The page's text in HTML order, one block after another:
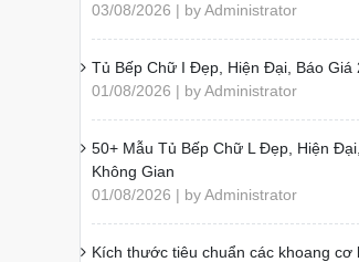
03/08/2026 | by Administrator
Tủ Bếp Chữ I Đẹp, Hiện Đại, Báo Giá
01/08/2026 | by Administrator
50+ Mẫu Tủ Bếp Chữ L Đẹp, Hiện
Không Gian
01/08/2026 | by Administrator
Kích thước tiêu chuẩn các khoang cơ